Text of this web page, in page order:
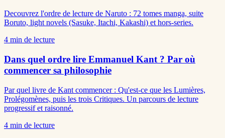
Decouvrez l'ordre de lecture de Naruto : 72 tomes manga, suite
Boruto, light novels (Sasuke, Itachi, Kakashi) et hors-series.
4 min de lecture
Dans quel ordre lire Emmanuel Kant ? Par où
commencer sa philosophie
Par quel livre de Kant commencer : Qu'est-ce que les Lumières,
Prolégomènes, puis les trois Critiques. Un parcours de lecture
progressif et raisonné.
4 min de lecture